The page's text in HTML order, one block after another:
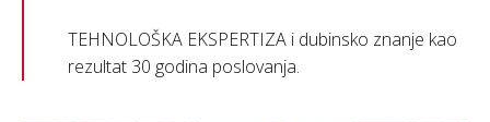
TEHNOLOŠKA EKSPERTIZA i dubinsko znanje kao
rezultat 30 godina poslovanja.